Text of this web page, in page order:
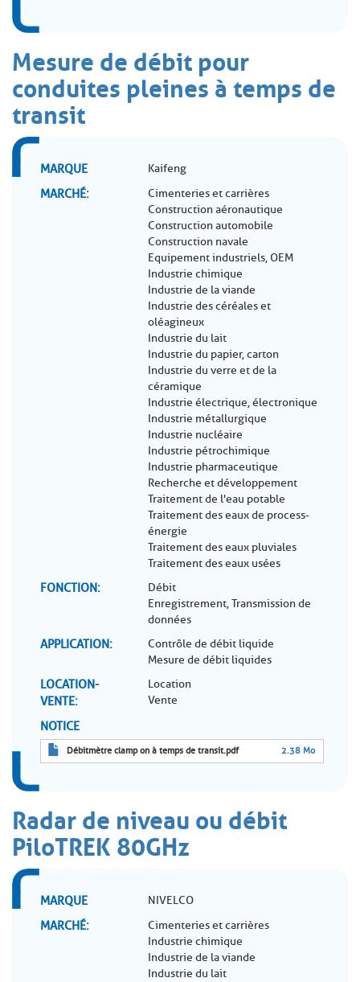
Mesure de débit pour
conduites pleines à temps de
transit
MARQUE Kaifeng
MARCHÉ
Cimenteries et carrières
Construction aéronautique
Construction automobile
Construction navale
Equipement industriels, OEM
Industrie chimique
Industrie de la viande
Industrie des céréales et
oléagineux
Industrie du lait
Industrie du papier, carton
Industrie du verre et de la
céramique
Industrie électrique, électronique
Industrie métallurgique
Industrie nucléaire
Industrie pétrochimique
Industrie pharmaceutique
Recherche et développement
Traitement de l'eau potable
Traitement des eaux de process-
énergie
Traitement des eaux pluviales
Traitement des eaux usées
FONCTION
Débit
Enregistrement, Transmission de
données
APPLICATION
Contrôle de débit liquide
Mesure de débit liquides
LOCATION-
VENTE
Location
Vente
NOTICE
Débitmètre clamp on à temps de transit.pdf 2.38 Mo
Radar de niveau ou débit
PiloTREK 80GHz
MARQUE NIVELCO
MARCHÉ
Cimenteries et carrières
Industrie chimique
Industrie de la viande
Industrie du lait